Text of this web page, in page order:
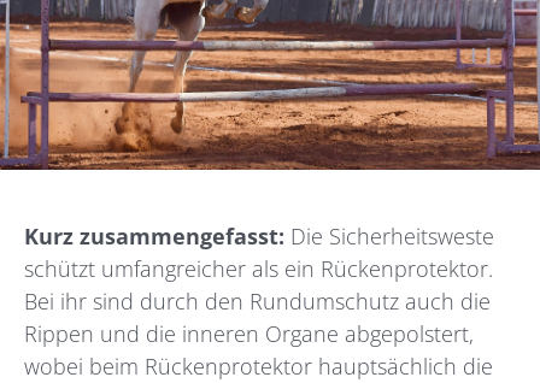
Kurz zusammengefasst: Die Sicherheitsweste
schützt umfangreicher als ein Rückenprotektor.
Bei ihr sind durch den Rundumschutz auch die
Rippen und die inneren Organe abgepolstert,
wobei beim Rückenprotektor hauptsächlich die